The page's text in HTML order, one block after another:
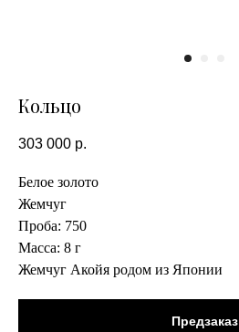
Кольцо
303 000 р.
Белое золото
Жемчуг
Проба: 750
Масса: 8 г
Жемчуг Акойя родом из Японии
Предзаказ